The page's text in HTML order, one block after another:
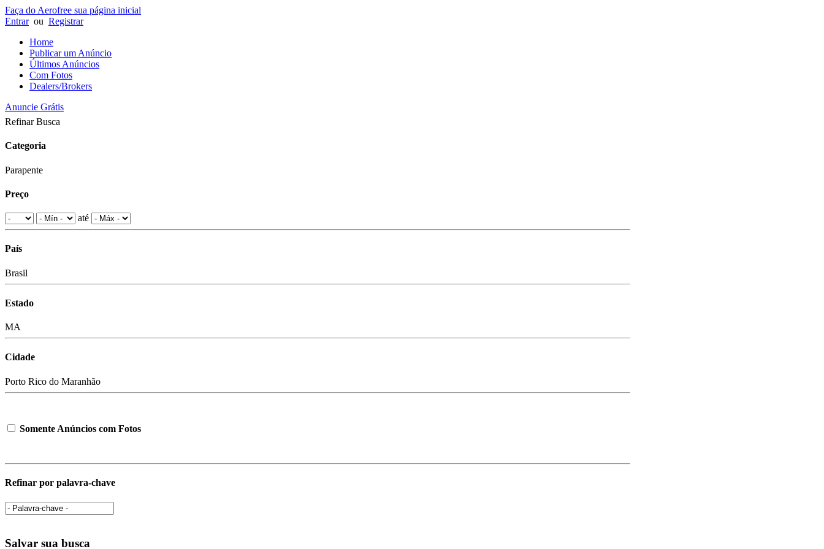
Faça do Aerofree sua página inicial
Entrarou Registrar
Home
Publicar um Anúncio
Últimos Anúncios
Com Fotos
Dealers/Brokers
Anuncie Grátis
Refinar Busca
Categoria
Parapente
Preço
até
País
Brasil
Estado
MA
Cidade
Porto Rico do Maranhão
Somente Anúncios com Fotos
Refinar por palavra-chave
Salvar sua busca